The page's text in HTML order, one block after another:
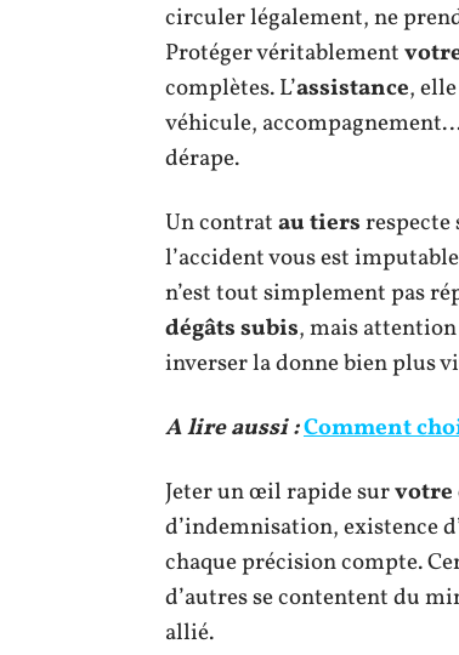
circuler légalement, ne
Protéger véritablement
complètes. L’assistance,
véhicule,
dérape.
Un contratau tiersrespecte
l’accident vous est
n’est tout simplement pas
dégâts subis, mais
inverser la donne bien plus
A lire aussi :Comment
Jeter un œil rapide survotre
d’indemnisation, existence
chaque précision compte.
d’autres se contentent du
allié.